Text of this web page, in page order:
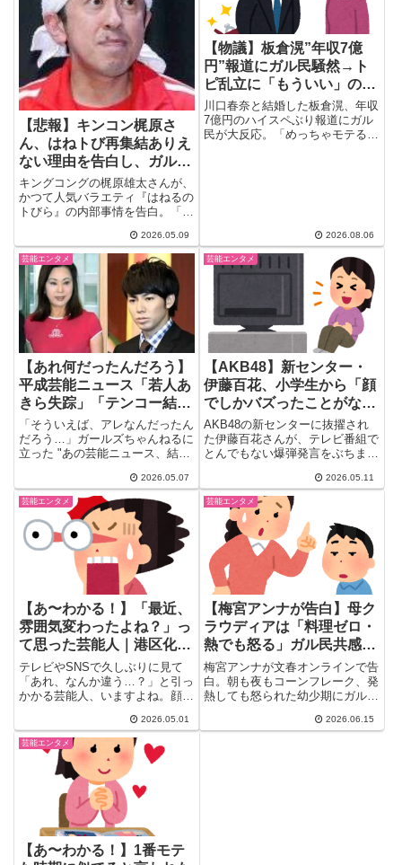
【悲報】キンコン梶原さ
ん、はねトび再集結ありえ
ない理由を告白し、ガルち
ゃんで炎上ｗｗｗｗｗｗｗ
ｗｗｗｗｗｗｗｗｗｗ
キングコングの梶原雄太さんが、
かつて人気バラエティ『はねるの
トびら』の内部事情を告白。「一
2026.05.09
【物議】板倉滉”年収7億
円”報道にガル民騒然→ト
ピ乱立に「もういい」の声
もｗｗｗ
川口春奈と結婚した板倉滉、年収
7億円のハイスペぶり報道にガル
民が大反応。「めっちゃモテる」
2026.08.06
芸能エンタメ
【あれ何だったんだろう】
平成芸能ニュース「若人あ
きら失踪」「テンコー結婚
報道」
「そういえば、アレなんだったん
だろう…」ガールズちゃんねるに
立った "あの芸能ニュース、結局
2026.05.07
芸能エンタメ
【AKB48】新センター・
伊藤百花、小学生から「顔
でしかバズったことがなく
て」爆笑ぶっちゃけ→ガル
民「冗談は顔だけにしと
け」まとめ
AKB48の新センターに抜擢され
た伊藤百花さんが、テレビ番組で
とんでもない爆弾発言をぶちまけ
2026.05.11
芸能エンタメ
【あ〜わかる！】「最近、
雰囲気変わったよね？」っ
て思った芸能人｜港区化・
小顔化・〝注入感〟…ガル
民の観察眼が鋭すぎる
テレビやSNSで久しぶりに見て
「あれ、なんか違う…？」と引っ
かかる芸能人、いますよね。顔そ
2026.05.01
芸能エンタメ
【梅宮アンナが告白】母ク
ラウディアは「料理ゼロ・
熱でも怒る」ガル民共感
「うちの毒親も同じ」まと
め
梅宮アンナが文春オンラインで告
白。朝も夜もコーンフレーク、発
熱しても怒られた幼少期にガル民
殺到。父・梅宮辰夫の最後のメッ
2026.06.15
芸能エンタメ
【あ〜わかる！】1番モテ